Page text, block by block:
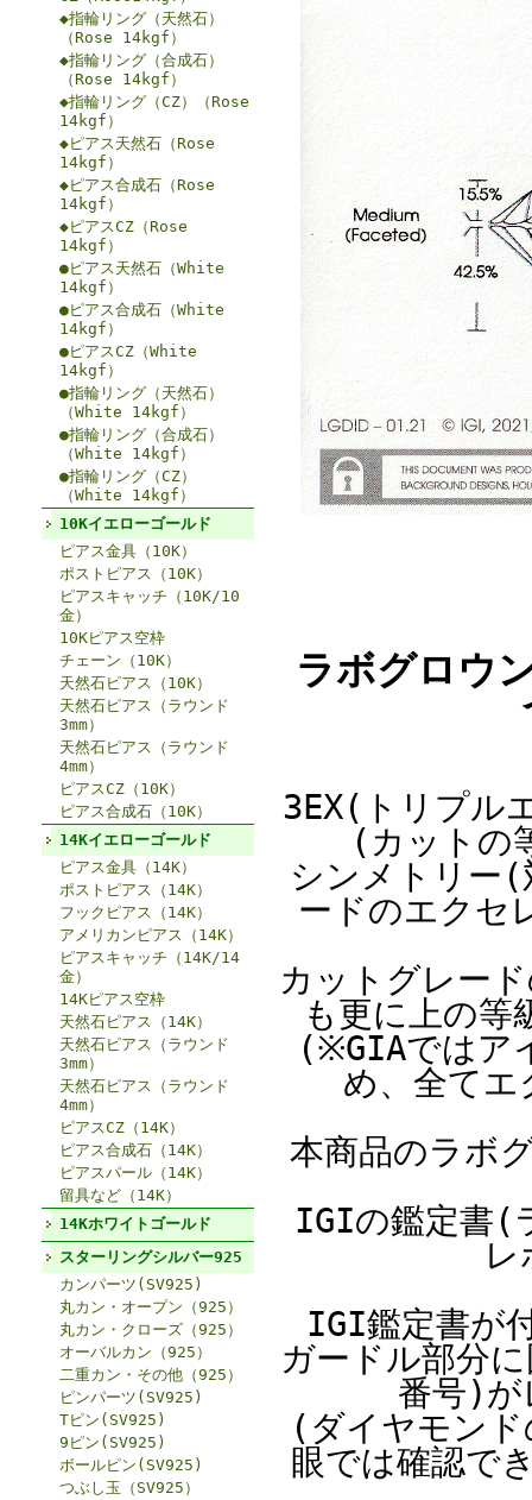
◆指輪リング（天然石）
（Rose 14kgf）
◆指輪リング（合成石）
（Rose 14kgf）
◆指輪リング（CZ）（Rose
14kgf）
◆ピアス天然石（Rose
14kgf）
◆ピアス合成石（Rose
14kgf）
◆ピアスCZ（Rose
14kgf）
●ピアス天然石（White
14kgf）
●ピアス合成石（White
14kgf）
●ピアスCZ（White
14kgf）
●指輪リング（天然石）
（White 14kgf）
●指輪リング（合成石）
（White 14kgf）
●指輪リング（CZ）
（White 14kgf）
10Kイエローゴールド
ピアス金具（10K）
ポストピアス（10K）
ピアスキャッチ（10K/10
金）
10Kピアス空枠
チェーン（10K）
天然石ピアス（10K）
天然石ピアス（ラウンド
3mm）
天然石ピアス（ラウンド
4mm）
ピアスCZ（10K）
ピアス合成石（10K）
14Kイエローゴールド
ピアス金具（14K）
ポストピアス（14K）
フックピアス（14K）
アメリカンピアス（14K）
ピアスキャッチ（14K/14
金）
14Kピアス空枠
天然石ピアス（14K）
天然石ピアス（ラウンド
3mm）
天然石ピアス（ラウンド
4mm）
ピアスCZ（14K）
ピアス合成石（14K）
ピアスパール（14K）
留具など（14K）
14Kホワイトゴールド
スターリングシルバー925
カンパーツ(SV925)
丸カン・オープン（925）
丸カン・クローズ（925）
オーバルカン（925）
二重カン・その他（925）
ピンパーツ(SV925)
Tピン(SV925)
9ピン(SV925)
ボールピン(SV925)
つぶし玉（SV925）
ラボグロウ
3EX(トリプル
(カットの
シンメトリー
ードのエクセ
カットグレー
も更に上の等
(※GIAではア
め、全て
本商品のラボ
IGIの鑑定書(
IGI鑑定書が
ガードル部分
番号)が
(ダイヤモン
眼では確認で